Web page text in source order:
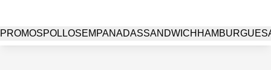
PROMOSPOLLOSEMPANADASSANDWICH